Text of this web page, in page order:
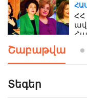
Շաբաթվա
Տեգեր